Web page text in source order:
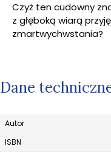
Czyż ten cudowny
z głęboką wiarą
zmartwychwstania?
Dane
Autor
ISBN